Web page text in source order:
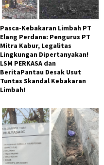
Pasca-Kebakaran Limbah PT
Elang Perdana: Pengurus PT
Mitra Kabur, Legalitas
Lingkungan Dipertanyakan!
LSM PERKASA dan
BeritaPantau Desak Usut
Tuntas Skandal Kebakaran
Limbah!